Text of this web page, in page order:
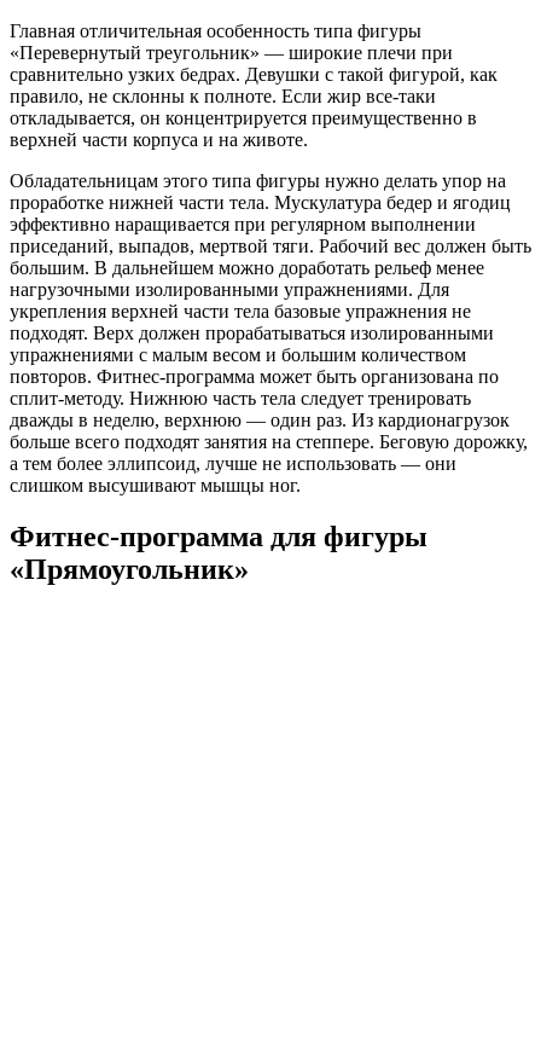
Главная отличительная особенность типа фигуры
«Перевернутый треугольник» — широкие плечи при
сравнительно узких бедрах. Девушки с такой фигурой, как
правило, не склонны к полноте. Если жир все-таки
откладывается, он концентрируется преимущественно в
верхней части корпуса и на животе.
Обладательницам этого типа фигуры нужно делать упор на
проработке нижней части тела. Мускулатура бедер и ягодиц
эффективно наращивается при регулярном выполнении
приседаний, выпадов, мертвой тяги. Рабочий вес должен быть
большим. В дальнейшем можно доработать рельеф менее
нагрузочными изолированными упражнениями. Для
укрепления верхней части тела базовые упражнения не
подходят. Верх должен прорабатываться изолированными
упражнениями с малым весом и большим количеством
повторов. Фитнес-программа может быть организована по
сплит-методу. Нижнюю часть тела следует тренировать
дважды в неделю, верхнюю — один раз. Из кардионагрузок
больше всего подходят занятия на степпере. Беговую дорожку,
а тем более эллипсоид, лучше не использовать — они
слишком высушивают мышцы ног.
Фитнес-программа для фигуры
«Прямоугольник»